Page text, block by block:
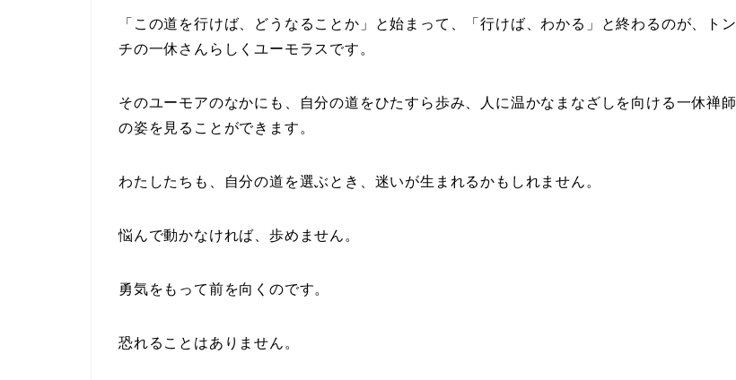
「この道を行けば、どうなることか」と始まって、「行けば、わかる」と終わるのが、トン
チの一休さんらしくユーモラスです。
そのユーモアのなかにも、自分の道をひたすら歩み、人に温かなまなざしを向ける一休禅師
の姿を見ることができます。
わたしたちも、自分の道を選ぶとき、迷いが生まれるかもしれません。
悩んで動かなければ、歩めません。
勇気をもって前を向くのです。
恐れることはありません。